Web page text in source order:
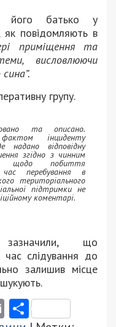
його батько у
як повідомляють в
приміщення та
висловлюючи
групу.
та описано.
інциденту
надано відповідну
згідно з чинним
щодо побиття
час перебування в
територіального
підтримки не
коментарі.
що
час слідування до
залишив місце
Email